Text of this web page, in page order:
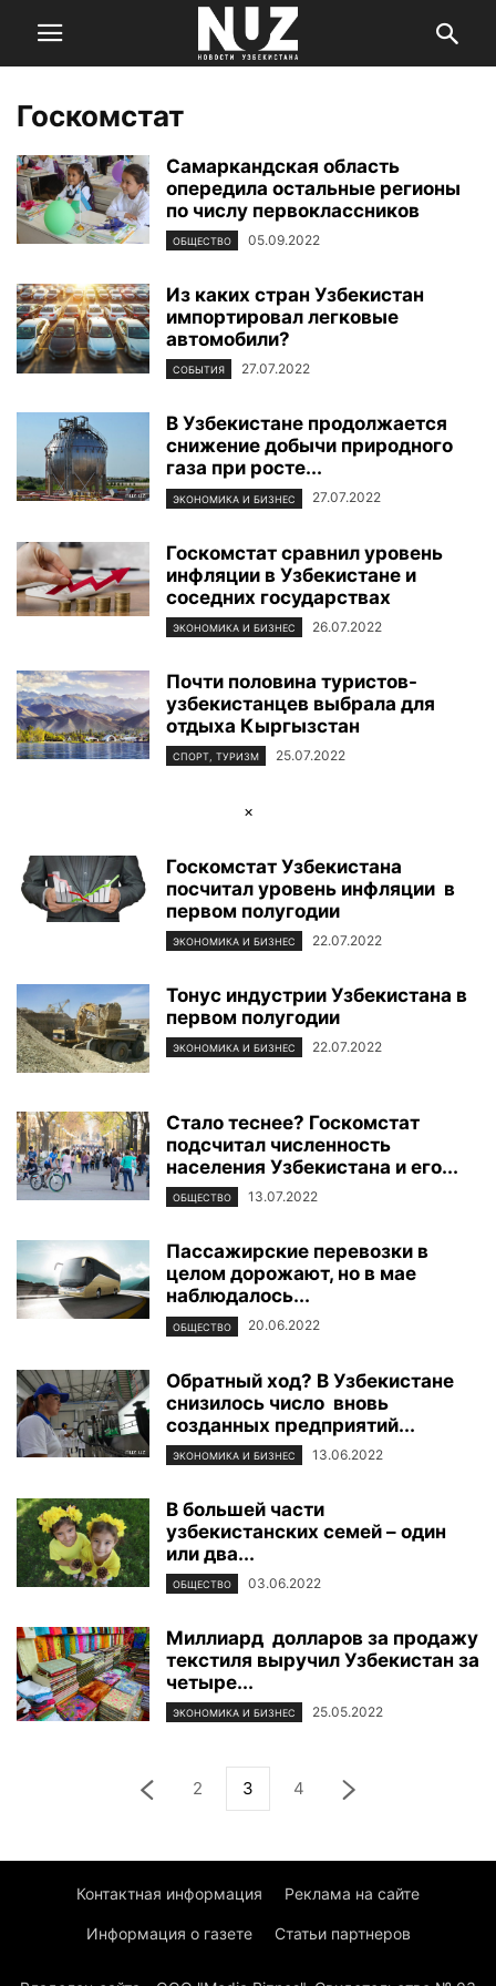
Госкомстат
Самаркандская область
опередила остальные регионы
по числу первоклассников
ОБЩЕСТВО 05.09.2022
Из каких стран Узбекистан
импортировал легковые
автомобили?
СОБЫТИЯ 27.07.2022
В Узбекистане продолжается
снижение добычи природного
газа при росте...
ЭКОНОМИКА И БИЗНЕС 27.07.2022
Госкомстат сравнил уровень
инфляции в Узбекистане и
соседних государствах
ЭКОНОМИКА И БИЗНЕС 26.07.2022
Почти половина туристов-
узбекистанцев выбрала для
отдыха Кыргызстан
СПОРТ, ТУРИЗМ 25.07.2022
×
Госкомстат Узбекистана
посчитал уровень инфляции в
первом полугодии
ЭКОНОМИКА И БИЗНЕС 22.07.2022
Тонус индустрии Узбекистана в
первом полугодии
ЭКОНОМИКА И БИЗНЕС 22.07.2022
Стало теснее? Госкомстат
подсчитал численность
населения Узбекистана и его...
ОБЩЕСТВО 13.07.2022
Пассажирские перевозки в
целом дорожают, но в мае
наблюдалось...
ОБЩЕСТВО 20.06.2022
Обратный ход? В Узбекистане
снизилось число вновь
созданных предприятий...
ЭКОНОМИКА И БИЗНЕС 13.06.2022
В большей части
узбекистанских семей – один
или два...
ОБЩЕСТВО 03.06.2022
Миллиард долларов за продажу
текстиля выручил Узбекистан за
четыре...
ЭКОНОМИКА И БИЗНЕС 25.05.2022
2 3 4
Контактная информация Реклама на сайте
Информация о газете Статьи партнеров